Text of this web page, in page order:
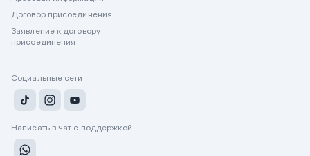
Договор присоединения
Заявление к договору
присоединения
Социальные сети
Написать в чат с поддержкой